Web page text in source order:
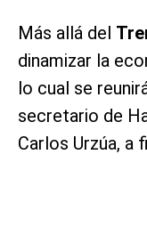
Más allá del
dinamizar la
lo cual se
secretario de
Carlos Urzúa, a